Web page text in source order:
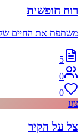
רוח חופשית
משתפת את החיים
5
0
0
צע
צל על הקיר